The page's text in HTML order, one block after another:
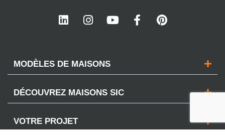
MODÈLES DE MAISONS
DÉCOUVREZ MAISONS SIC
VOTRE PROJET